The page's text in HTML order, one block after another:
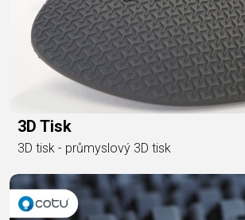
3D Tisk
3D tisk - průmyslový 3D tisk